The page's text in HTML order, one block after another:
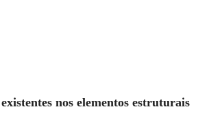
nos elementos estruturais